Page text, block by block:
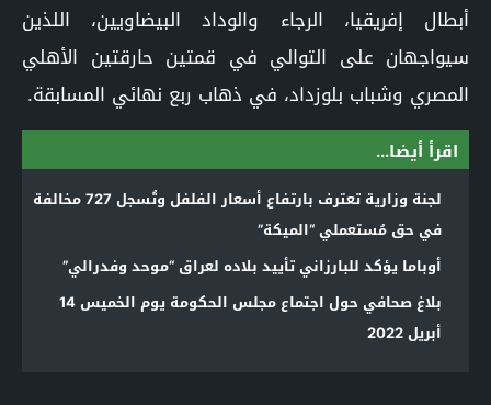
أبطال إفريقيا، الرجاء والوداد البيضاويين، اللذين
سيواجهان على التوالي في قمتين حارقتين الأهلي
المصري وشباب بلوزداد، في ذهاب ربع نهائي المسابقة.
اقرأ أيضا...
لجنة وزارية تعترف بارتفاع أسعار الفلفل وتُسجل 727 مخالفة
في حق مُستعملي “الميكة”
أوباما يؤكد للبارزاني تأييد بلاده لعراق “موحد وفدرالي”
بلاغ صحافي حول اجتماع مجلس الحكومة يوم الخميس 14
أبريل 2022